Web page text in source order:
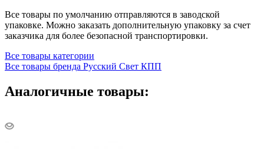
Все товары по умолчанию отправляются в заводской
упаковке. Можно заказать дополнительную упаковку за счет
заказчика для более безопасной транспортировки.
Все товары категории
Все товары бренда Русский Свет КПП
Аналогичные товары: